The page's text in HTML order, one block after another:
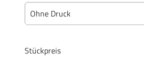
Ohne Druck
Stückpreis